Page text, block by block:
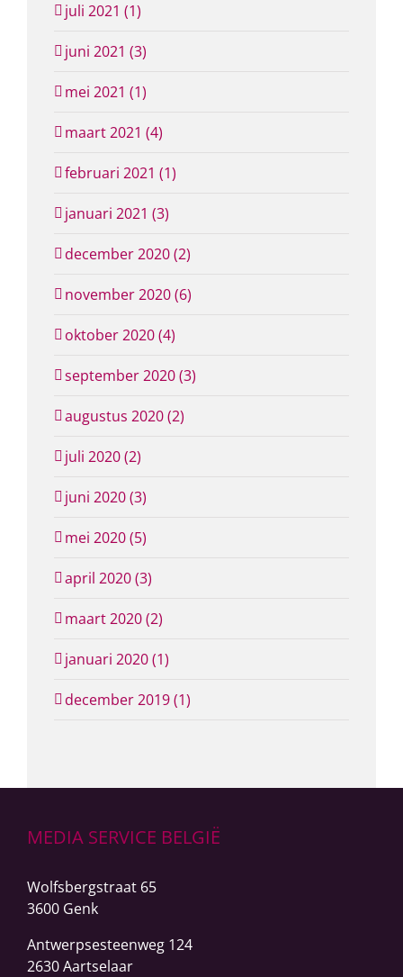
juli 2021 (1)
juni 2021 (3)
mei 2021 (1)
maart 2021 (4)
februari 2021 (1)
januari 2021 (3)
december 2020 (2)
november 2020 (6)
oktober 2020 (4)
september 2020 (3)
augustus 2020 (2)
juli 2020 (2)
juni 2020 (3)
mei 2020 (5)
april 2020 (3)
maart 2020 (2)
januari 2020 (1)
december 2019 (1)
MEDIA SERVICE BELGIË
Wolfsbergstraat 65
3600 Genk
Antwerpsesteenweg 124
2630 Aartselaar